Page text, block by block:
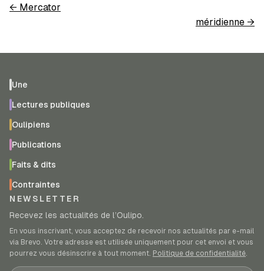
← Mercator
méridienne →
Une
Lectures publiques
Oulipiens
Publications
Faits & dits
Contraintes
NEWSLETTER
Recevez les actualités de l’Oulipo.
En vous inscrivant, vous acceptez de recevoir nos actualités par e-mail
via Brevo. Votre adresse est utilisée uniquement pour cet envoi et vous
pourrez vous désinscrire à tout moment. Politique de confidentialité.